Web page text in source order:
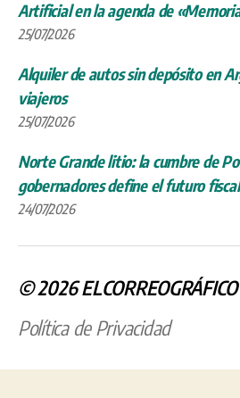
Artificial en la agenda de
25/07/2026
Alquiler de autos sin depósito en
viajeros
25/07/2026
Norte Grande litio: la cumbre de
gobernadores define el futuro
24/07/2026
© 2026ELCORREOGRÁFICO
Política de Privacidad